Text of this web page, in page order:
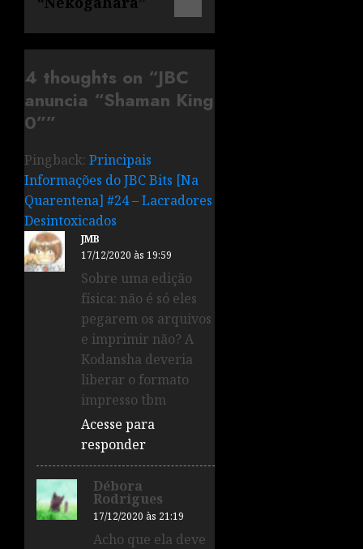
4 thoughts on “JBC
anuncia “Shaman King
0””
Pingback: Principais
Informações do JBC Bits [Na
Quarentena] #24 – Lacradores
Desintoxicados
JMB
17/12/2020 às 19:59
Sobre uma edição
física: não é só eles
pegarem os arquivos
e imprimir não? A
Kodansha deveria
liberar o formato
impresso tbm
Acesse para
responder
Débora
Rodrigues
17/12/2020 às 21:19
Acho que ela deve